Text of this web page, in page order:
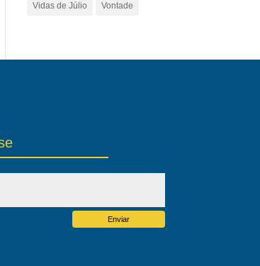
Vidas de Júlio Vontade
Enviar